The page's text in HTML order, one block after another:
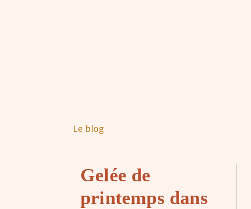
Le blog
Gelée de
printemps dans